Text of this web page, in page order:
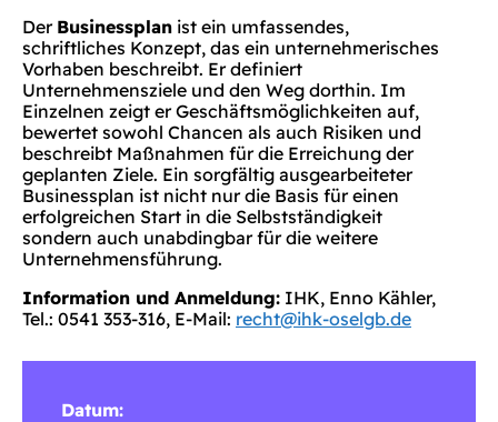
Der Businessplan ist ein umfassendes,
schriftliches Konzept, das ein unternehmerisches
Vorhaben beschreibt. Er definiert
Unternehmensziele und den Weg dorthin. Im
Einzelnen zeigt er Geschäftsmöglichkeiten auf,
bewertet sowohl Chancen als auch Risiken und
beschreibt Maßnahmen für die Erreichung der
geplanten Ziele. Ein sorgfältig ausgearbeiteter
Businessplan ist nicht nur die Basis für einen
erfolgreichen Start in die Selbstständigkeit
sondern auch unabdingbar für die weitere
Unternehmensführung.
Information und Anmeldung: IHK, Enno Kähler,
Tel.: 0541 353-316, E-Mail: recht@ihk-oselgb.de
Datum: